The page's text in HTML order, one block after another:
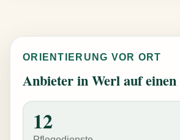
ORIENTIERUNG VOR ORT
Anbieter in Werl auf
12